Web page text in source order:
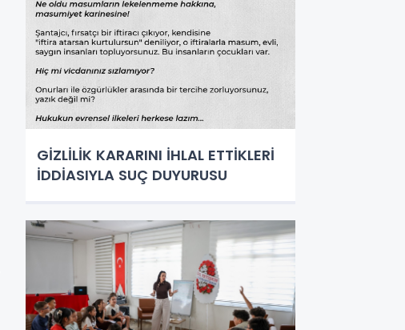
GİZLİLİK KARARINI İHLAL ETTİKLERİ
İDDİASIYLA SUÇ DUYURUSU